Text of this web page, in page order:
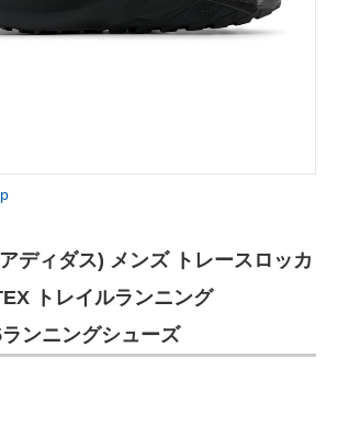
ディダス) メンズ トレースロッカ
トレイルランニング
ンニングシューズ